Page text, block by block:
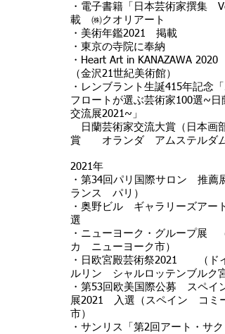
・電子書籍「日本芸術家撰集
載 ㈱クオリアート
・美術年鑑2021 掲載
・東京の寺院に奉納
・Heart Art in KANAZAWA
（金沢21世紀美術館）
・レンブラント生誕415年記念「
フロートが選ぶ芸術家100選~日
交流展2021~」
日蘭芸術家交流大賞（日本画
賞 オランダ アムステルダム
2021年
・第34回パリ国際サロン 推薦
ランス パリ）
・奥野ビル ギャラリーズアー
選
・ニューヨーク・グループ展
カ ニューヨーク市）
・日欧宮殿芸術祭2021 （ド
ルリン シャルロッテンブルク宮
・第53回欧美国際公募 スペイ
展2021 入選（スペイン コミ
市）
・サンリス「第2回アート・サク